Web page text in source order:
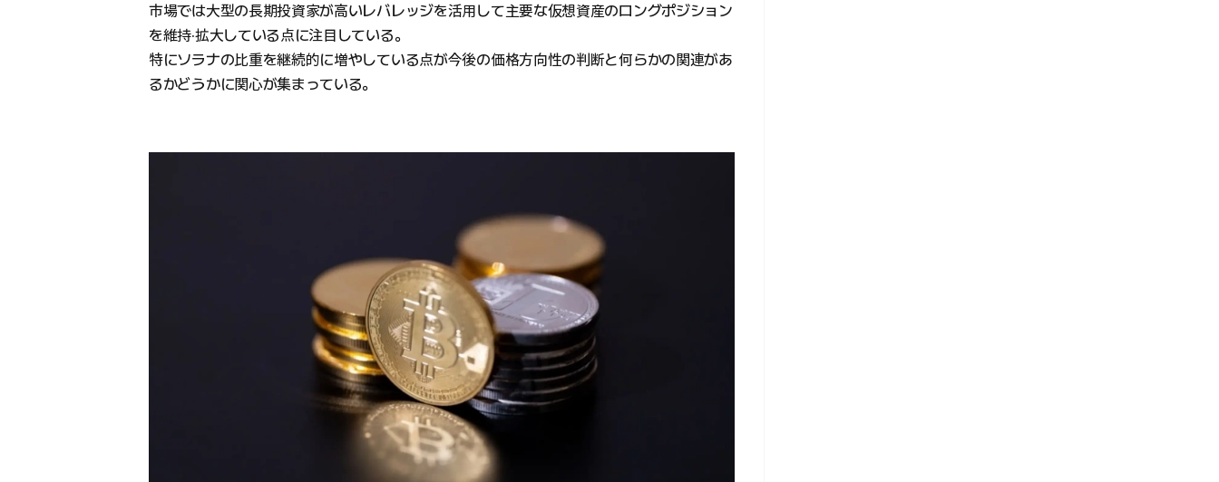
市場では大型の長期投資家が高いレバレッジを活用して主要な仮想資産のロングポジション
を維持·拡大している点に注目している。
特にソラナの比重を継続的に増やしている点が今後の価格方向性の判断と何らかの関連があ
るかどうかに関心が集まっている。